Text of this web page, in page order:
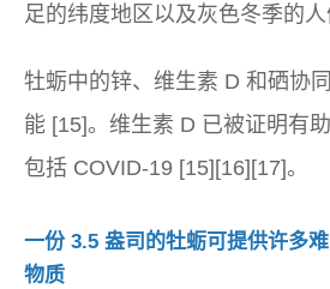
足的纬度地区以及灰色冬季的人
牡蛎中的锌、维生素 D 和硒协
能 [15]。维生素 D 已被证明有
包括 COVID-19 [15][16][17]。
一份 3.5 盎司的牡蛎可提供许多
物质